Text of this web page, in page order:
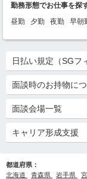
勤務形態でお仕事を探
昼勤
夕勤 夜勤 早朝
面談時のお持物に
面談会場一覧
キャリア形成支援
都道府県：
北海道
青森県 岩手県